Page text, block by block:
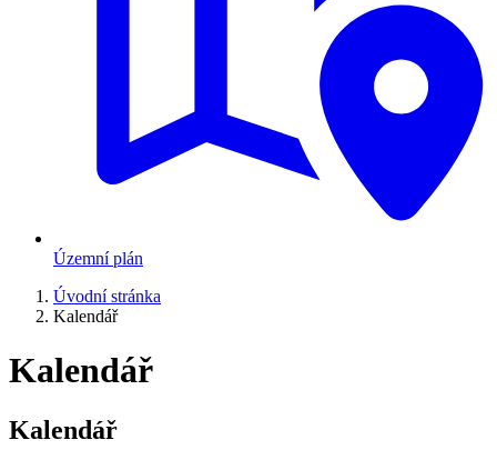
Územní plán
Úvodní stránka
Kalendář
Kalendář
Kalendář